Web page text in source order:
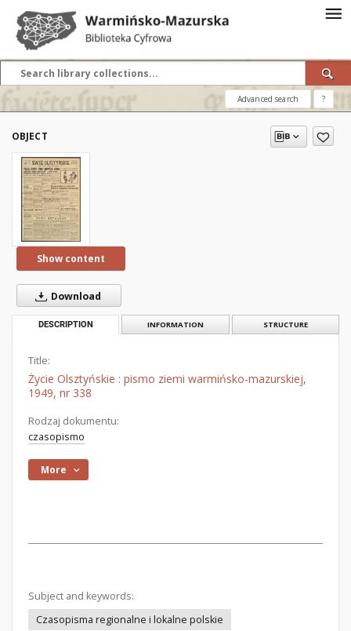
Advanced search ?
OBJECT
Show content
Download
DESCRIPTION INFORMATION STRUCTURE
Title:
Życie Olsztyńskie : pismo ziemi warmińsko-mazurskiej,
1949, nr 338
Rodzaj dokumentu:
czasopismo
More
Subject and keywords:
Czasopisma regionalne i lokalne polskie